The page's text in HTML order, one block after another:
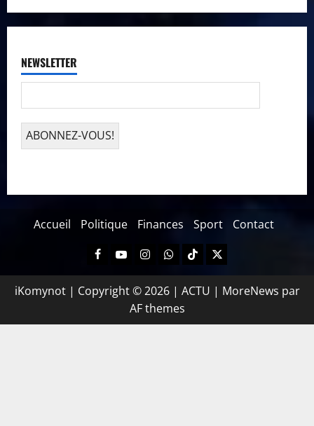
NEWSLETTER
Accueil Politique Finances Sport Contact
iKomynot | Copyright © 2026 | ACTU | MoreNews par
AF themes